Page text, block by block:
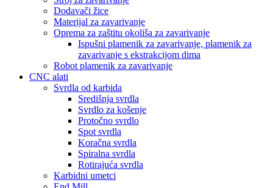
Dodavači žice
Materijal za zavarivanje
Oprema za zaštitu okoliša za zavarivanje
Ispušni plamenik za zavarivanje, plamenik za
zavarivanje s ekstrakcijom dima
Robot plamenik za zavarivanje
CNC alati
Svrdla od karbida
Središnja svrdla
Svrdlo za košenje
Protočno svrdlo
Spot svrdla
Koračna svrdla
Spiralna svrdla
Rotirajuća svrdla
Karbidni umetci